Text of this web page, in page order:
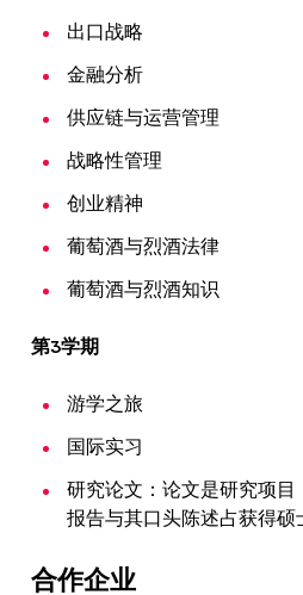
出口战略
金融分析
供应链与运营管理
战略性管理
创业精神
葡萄酒与烈酒法律
葡萄酒与烈酒知识
第3学期
游学之旅
国际实习
研究论文：论文是研究项
报告与其口头陈述占获得硕
合作企业